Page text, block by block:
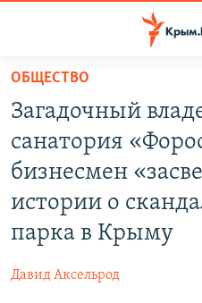
Вернуться
основному
содержанию
Вернутся
главной
навигации
Вернутся
СПЕЦПРОЕКТЫ
11 ЛЕТ ОККУПАЦИИ КРЫМА. 11
ВОДА
ЕЩЕ
КАК ОБОЙТИ БЛОКИРОВКУ
ОБЩЕСТВО
Загадочный
санатория
бизнесмен
истории о
парка в Крыму
Давид Аксельрод